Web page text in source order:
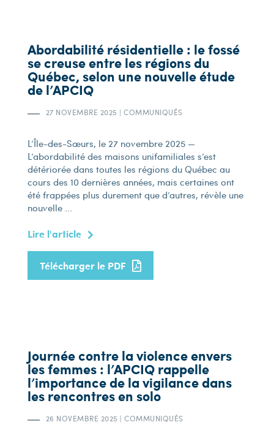
Abordabilité résidentielle : le fossé
se creuse entre les régions du
Québec, selon une nouvelle étude
de l’APCIQ
27 NOVEMBRE 2025 | COMMUNIQUÉS
L’Île-des-Sœurs, le 27 novembre 2025 —
L’abordabilité des maisons unifamiliales s’est
détériorée dans toutes les régions du Québec au
cours des 10 dernières années, mais certaines ont
été frappées plus durement que d’autres, révèle une
nouvelle ...
Lire l'article
Télécharger le PDF
Journée contre la violence envers
les femmes : l’APCIQ rappelle
l’importance de la vigilance dans
les rencontres en solo
26 NOVEMBRE 2025 | COMMUNIQUÉS